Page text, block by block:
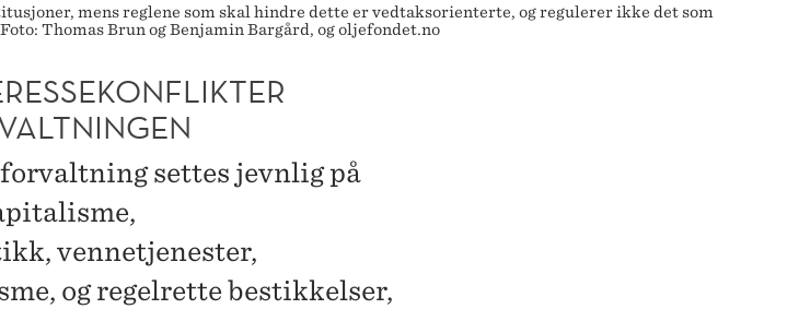
mens reglene som skal hindre dette er vedtaksorienterte, og regulerer ikke det som
Thomas Brun og Benjamin Bargård, og oljefondet.no
settes jevnlig på
vennetjenester,
og regelrette bestikkelser,